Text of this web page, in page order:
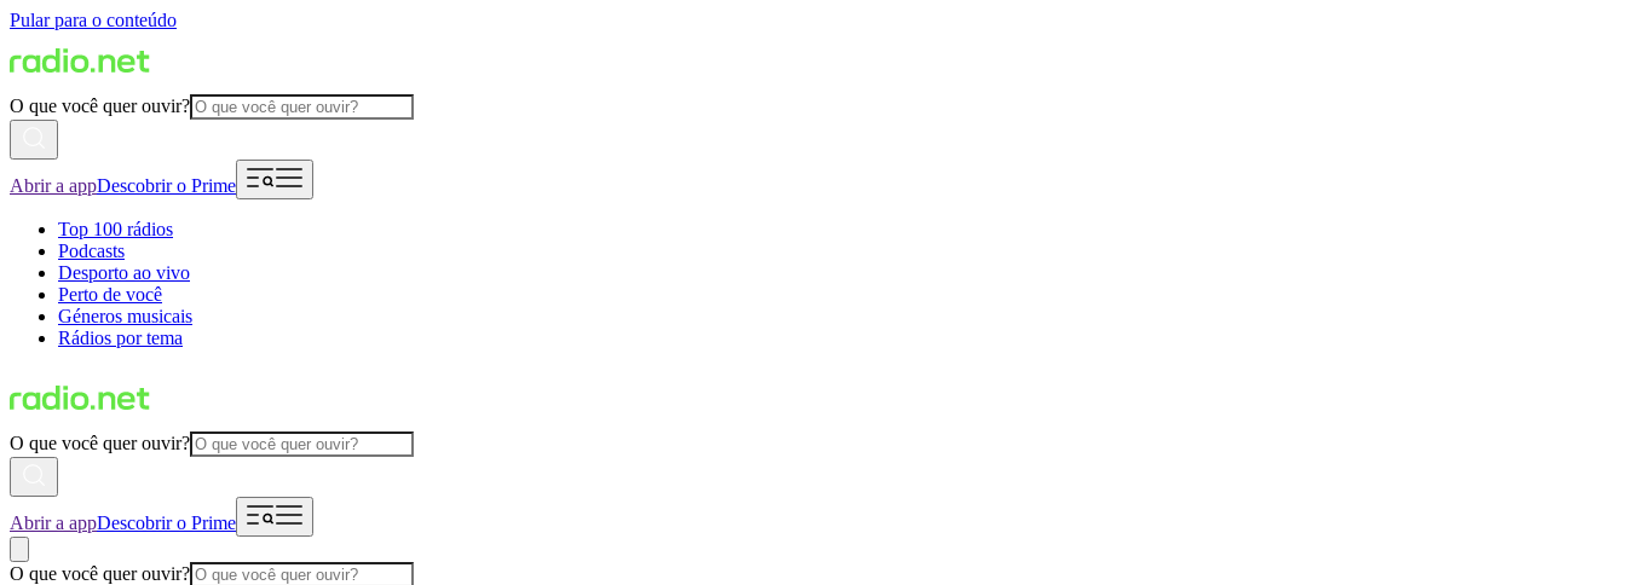
Pular para o conteúdo
O que você quer ouvir?
Abrir a appDescobrir o Prime
Top 100 rádios
Podcasts
Desporto ao vivo
Perto de você
Géneros musicais
Rádios por tema
O que você quer ouvir?
Abrir a appDescobrir o Prime
O que você quer ouvir?